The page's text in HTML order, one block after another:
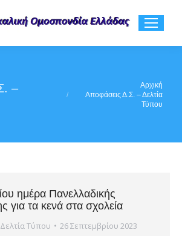
–
Αρχική
Αποφάσεις Δ.Σ. – Δελτία
Τύπου
ημέρα Πανελλαδικής
για τα κενά στα σχολεία
Τύπου 26 Σεπτεμβρίου 2023